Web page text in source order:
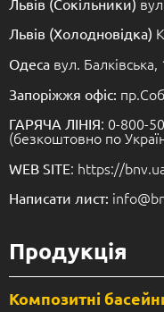
Львів (Холодновідка)
Одеса вул. Балківська,
Запоріжжя офіс:
ГАРЯЧА ЛІНІЯ: 0-800-
(безкоштовно по
WEB SITE: https://
Написати лист:
Продукція
Композитні